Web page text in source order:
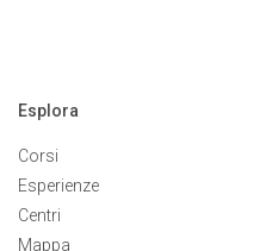
Esplora
Corsi
Esperienze
Centri
Mappa